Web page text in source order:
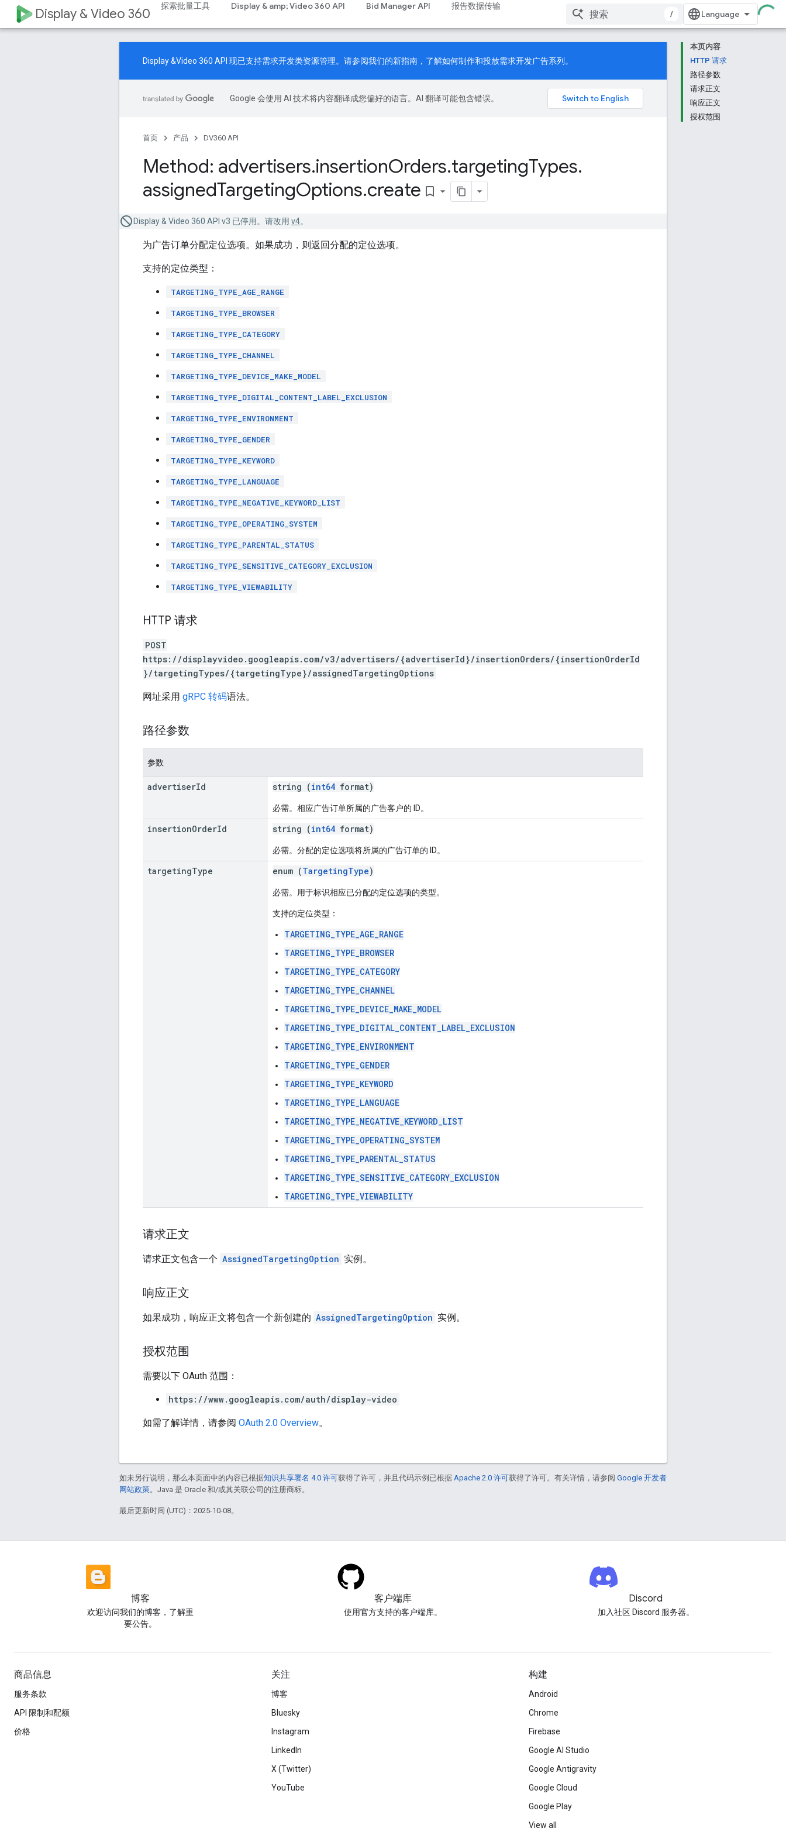
Display & Video 360 探索批量工具 Display & amp; Video 360 API Bid Manager API 报告数据传输
/
本页内容
HTTP 请求
路径参数
请求正文
响应正文
授权范围
Display &Video 360 API 现已支持需求开发类资源管理。请参阅我们的新指南 ，了解如何制作和投放需求开发广告系列。
Google 会使用 AI 技术将内容翻译成您偏好的语言。AI 翻译可能包含错误。
首页 产品 DV360 API
Method: advertisers.insertionOrders.targetingTypes.
assignedTargetingOptions.create bookmark_border
Display & Video 360 API v3 已停用。请改用 v4。
为广告订单分配定位选项。如果成功，则返回分配的定位选项。
支持的定位类型：
TARGETING_TYPE_AGE_RANGE
TARGETING_TYPE_BROWSER
TARGETING_TYPE_CATEGORY
TARGETING_TYPE_CHANNEL
TARGETING_TYPE_DEVICE_MAKE_MODEL
TARGETING_TYPE_DIGITAL_CONTENT_LABEL_EXCLUSION
TARGETING_TYPE_ENVIRONMENT
TARGETING_TYPE_GENDER
TARGETING_TYPE_KEYWORD
TARGETING_TYPE_LANGUAGE
TARGETING_TYPE_NEGATIVE_KEYWORD_LIST
TARGETING_TYPE_OPERATING_SYSTEM
TARGETING_TYPE_PARENTAL_STATUS
TARGETING_TYPE_SENSITIVE_CATEGORY_EXCLUSION
TARGETING_TYPE_VIEWABILITY
HTTP 请求
POST
https://displayvideo.googleapis.com/v3/advertisers/{advertiserId}/insertionOrders/{insertionOrderId
}/targetingTypes/{targetingType}/assignedTargetingOptions
网址采用 gRPC 转码语法。
路径参数
参数
advertiserId string (int64 format)
必需。相应广告订单所属的广告客户的 ID。
insertionOrderId string (int64 format)
必需。分配的定位选项将所属的广告订单的 ID。
targetingType enum (TargetingType)
必需。用于标识相应已分配的定位选项的类型。
支持的定位类型：
TARGETING_TYPE_AGE_RANGE
TARGETING_TYPE_BROWSER
TARGETING_TYPE_CATEGORY
TARGETING_TYPE_CHANNEL
TARGETING_TYPE_DEVICE_MAKE_MODEL
TARGETING_TYPE_DIGITAL_CONTENT_LABEL_EXCLUSION
TARGETING_TYPE_ENVIRONMENT
TARGETING_TYPE_GENDER
TARGETING_TYPE_KEYWORD
TARGETING_TYPE_LANGUAGE
TARGETING_TYPE_NEGATIVE_KEYWORD_LIST
TARGETING_TYPE_OPERATING_SYSTEM
TARGETING_TYPE_PARENTAL_STATUS
TARGETING_TYPE_SENSITIVE_CATEGORY_EXCLUSION
TARGETING_TYPE_VIEWABILITY
请求正文
请求正文包含一个 AssignedTargetingOption 实例。
响应正文
如果成功，响应正文将包含一个新创建的 AssignedTargetingOption 实例。
授权范围
需要以下 OAuth 范围：
https://www.googleapis.com/auth/display-video
如需了解详情，请参阅 OAuth 2.0 Overview。
如未另行说明，那么本页面中的内容已根据知识共享署名 4.0 许可获得了许可，并且代码示例已根据 Apache 2.0 许可获得了许可。有关详情，请参阅 Google 开发者
网站政策。Java 是 Oracle 和/或其关联公司的注册商标。
最后更新时间 (UTC)：2025-10-08。
博客
欢迎访问我们的博客，了解重
要公告。
客户端库
使用官方支持的客户端库。
Discord
加入社区 Discord 服务器。
商品信息
服务条款
API 限制和配额
价格
关注
博客
Bluesky
Instagram
LinkedIn
X (Twitter)
YouTube
构建
Android
Chrome
Firebase
Google AI Studio
Google Antigravity
Google Cloud
Google Play
View all